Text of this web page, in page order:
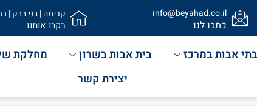
info@beyahad.co.il
כתבו לנו
קדימה | בני ברק |
בקרו אותנו
בתי אבות במרכז בית אבות בשרון
מחלקת
יצירת קשר